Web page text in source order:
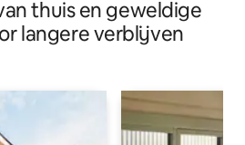
thuis en geweldige
langere verblijven